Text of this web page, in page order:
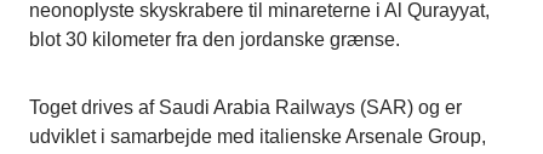
neonoplyste skyskrabere til minareterne i Al Qurayyat,
blot 30 kilometer fra den jordanske grænse.
Toget drives af Saudi Arabia Railways (SAR) og er
udviklet i samarbejde med italienske Arsenale Group,